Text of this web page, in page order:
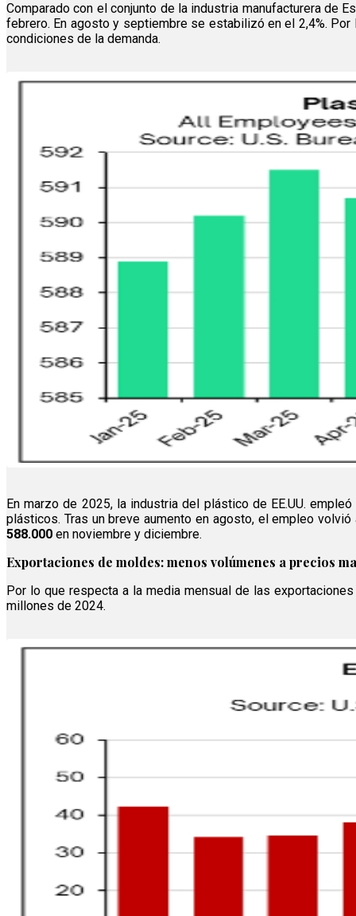
Comparado con el conjunto de la industria manufacturera de
febrero. En agosto y septiembre se estabilizó en el 2,4%.
condiciones de la demanda.
En marzo de 2025, la industria del plástico de EE.UU.
plásticos. Tras un breve aumento en agosto, el empleo
588.000 en noviembre y diciembre.
Exportaciones de moldes: menos volúmenes a precios
Por lo que respecta a la media mensual de las
millones de 2024.